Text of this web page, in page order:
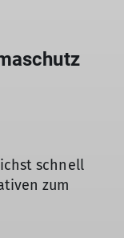
schnell
zum